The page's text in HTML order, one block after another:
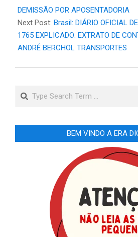
DEMISSÃO POR APOSENTADORIA
Next Post: Brasil: DIÁRIO OFICIAL
1765 EXPLICADO: EXTRATO DE
ANDRÉ BERCHOL TRANSPORTES
BEM VINDO A ERA